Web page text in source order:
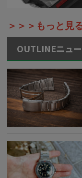
＞＞＞もっと見
OUTLINEニュ